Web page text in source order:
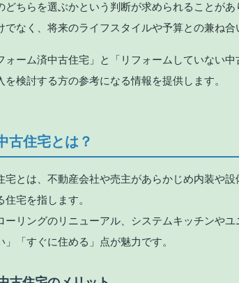
どちらを選ぶかという判断が求められることがあ
でなく、将来のライフスタイルや予算との兼ね合
ォーム済中古住宅」と「リフォームしていない
を検討する方の参考になる情報を提供します。
古住宅とは？
宅とは、不動産会社や売主があらかじめ内装や
宅を指します。
ーリングのリニューアル、システムキッチンや
「すぐに住める」点が魅力です。